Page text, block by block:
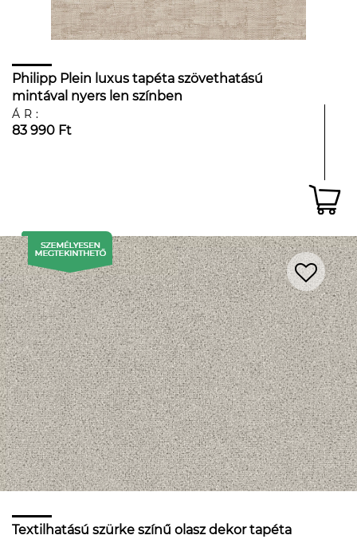
Philipp Plein luxus tapéta szövethatású
mintával nyers len színben
ÁR:
83 990 Ft
Textilhatású szürke színű olasz dekor tapéta